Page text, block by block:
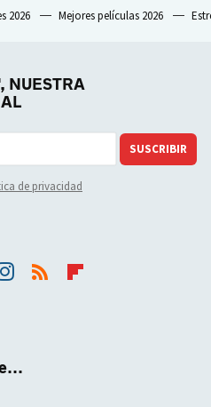
2026 Mejores películas 2026
NUESTRA
SUSCRIBIR
de privacidad